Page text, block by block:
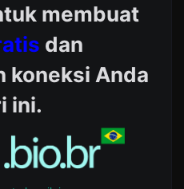
membuat
dan
koneksi Anda
ini.